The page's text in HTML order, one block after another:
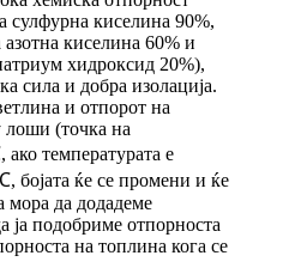
сулфурна киселина 90%,
азотна киселина 60% и
хидроксид 20%),
сила и добра изолација.
и отпорот на
лоши (точка на
температурата е
бојата ќе се промени и ќе
мора да додадеме
ја подобриме отпорноста
на топлина кога се